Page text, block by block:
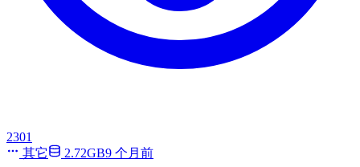
2301
其它
2.72GB9 个月前